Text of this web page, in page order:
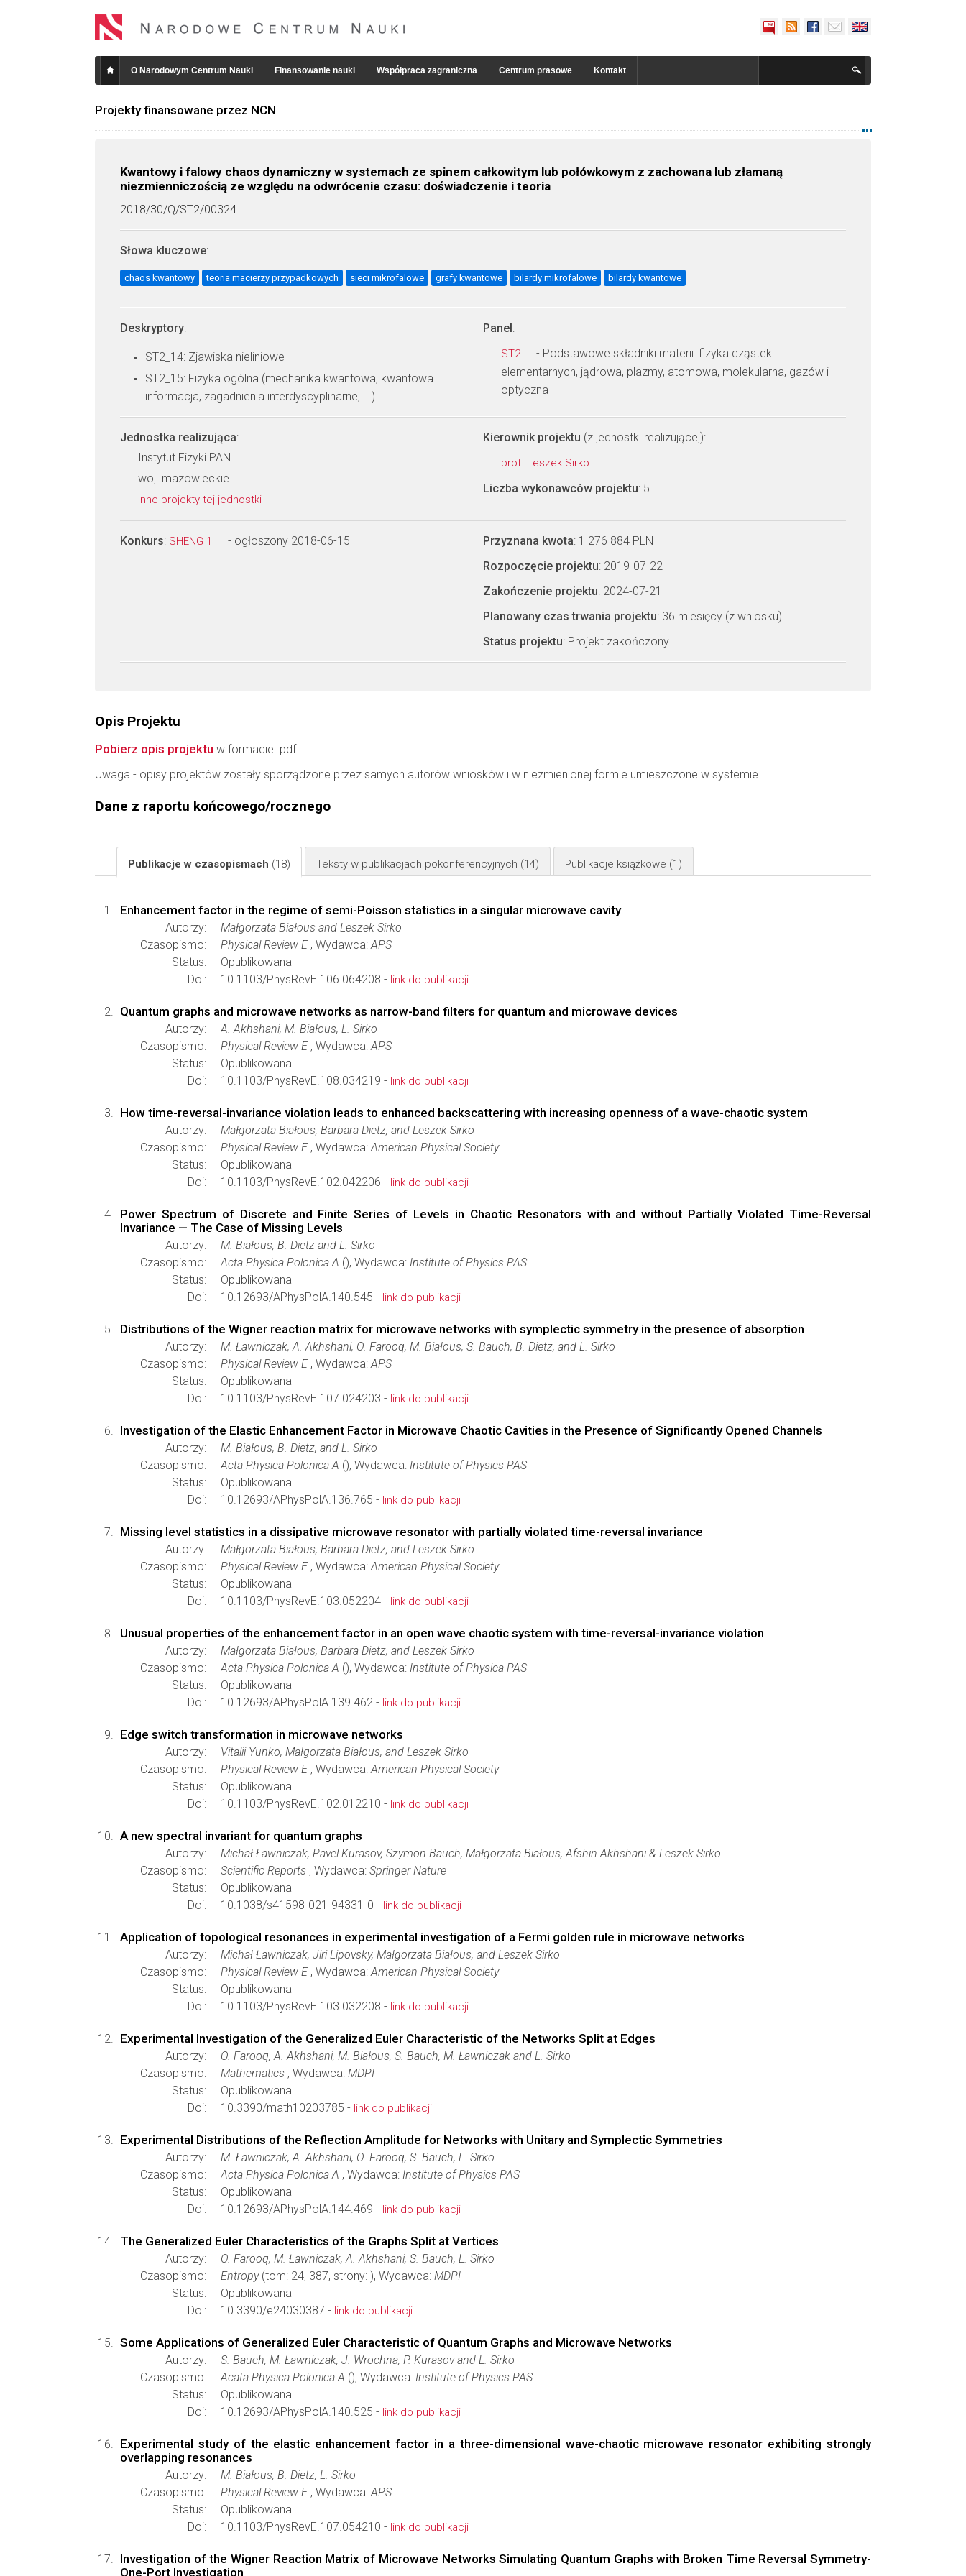
O Narodowym Centrum Nauki Finansowanie nauki Współpraca zagraniczna Centrum prasowe Kontakt
Projekty finansowane przez NCN
Kwantowy i falowy chaos dynamiczny w systemach ze spinem całkowitym lub połówkowym z zachowana lub złamaną
niezmienniczością ze względu na odwrócenie czasu: doświadczenie i teoria
2018/30/Q/ST2/00324
Słowa kluczowe:
chaos kwantowy teoria macierzy przypadkowych sieci mikrofalowe grafy kwantowe bilardy mikrofalowe bilardy kwantowe
Deskryptory:
ST2_14: Zjawiska nieliniowe
ST2_15: Fizyka ogólna (mechanika kwantowa, kwantowa
informacja, zagadnienia interdyscyplinarne, ...)
Panel:
ST2
- Podstawowe składniki materii: fizyka cząstek
elementarnych, jądrowa, plazmy, atomowa, molekularna, gazów i
optyczna
Jednostka realizująca:
Instytut Fizyki PAN
woj. mazowieckie
Inne projekty tej jednostki
Kierownik projektu (z jednostki realizującej):
prof. Leszek Sirko
Liczba wykonawców projektu: 5
Konkurs: SHENG 1 - ogłoszony 2018-06-15 Przyznana kwota: 1 276 884 PLN
Rozpoczęcie projektu: 2019-07-22
Zakończenie projektu: 2024-07-21
Planowany czas trwania projektu: 36 miesięcy (z wniosku)
Status projektu: Projekt zakończony
Opis Projektu
Pobierz opis projektu w formacie .pdf
Uwaga - opisy projektów zostały sporządzone przez samych autorów wniosków i w niezmienionej formie umieszczone w systemie.
Dane z raportu końcowego/rocznego
Publikacje w czasopismach (18) Teksty w publikacjach pokonferencyjnych (14) Publikacje książkowe (1)
Enhancement factor in the regime of semi-Poisson statistics in a singular microwave cavity
Autorzy:
Małgorzata Białous and Leszek Sirko
Czasopismo:
Physical Review E, Wydawca:APS
Status:
Opublikowana
Doi:
10.1103/PhysRevE.106.064208 - link do publikacji
Quantum graphs and microwave networks as narrow-band filters for quantum and microwave devices
Autorzy:
A. Akhshani, M. Białous, L. Sirko
Czasopismo:
Physical Review E, Wydawca:APS
Status:
Opublikowana
Doi:
10.1103/PhysRevE.108.034219 - link do publikacji
How time-reversal-invariance violation leads to enhanced backscattering with increasing openness of a wave-chaotic system
Autorzy:
Małgorzata Białous, Barbara Dietz, and Leszek Sirko
Czasopismo:
Physical Review E, Wydawca:American Physical Society
Status:
Opublikowana
Doi:
10.1103/PhysRevE.102.042206 - link do publikacji
Power Spectrum of Discrete and Finite Series of Levels in Chaotic Resonators with and without Partially Violated Time-Reversal
Invariance — The Case of Missing Levels
Autorzy:
M. Białous, B. Dietz and L. Sirko
Czasopismo:
Acta Physica Polonica A (), Wydawca: Institute of Physics PAS
Status:
Opublikowana
Doi:
10.12693/APhysPolA.140.545 - link do publikacji
Distributions of the Wigner reaction matrix for microwave networks with symplectic symmetry in the presence of absorption
Autorzy:
M. Ławniczak, A. Akhshani, O. Farooq, M. Białous, S. Bauch, B. Dietz, and L. Sirko
Czasopismo:
Physical Review E, Wydawca:APS
Status:
Opublikowana
Doi:
10.1103/PhysRevE.107.024203 - link do publikacji
Investigation of the Elastic Enhancement Factor in Microwave Chaotic Cavities in the Presence of Significantly Opened Channels
Autorzy:
M. Białous, B. Dietz, and L. Sirko
Czasopismo:
Acta Physica Polonica A (), Wydawca: Institute of Physics PAS
Status:
Opublikowana
Doi:
10.12693/APhysPolA.136.765 - link do publikacji
Missing level statistics in a dissipative microwave resonator with partially violated time-reversal invariance
Autorzy:
Małgorzata Białous, Barbara Dietz, and Leszek Sirko
Czasopismo:
Physical Review E, Wydawca:American Physical Society
Status:
Opublikowana
Doi:
10.1103/PhysRevE.103.052204 - link do publikacji
Unusual properties of the enhancement factor in an open wave chaotic system with time-reversal-invariance violation
Autorzy:
Małgorzata Białous, Barbara Dietz, and Leszek Sirko
Czasopismo:
Acta Physica Polonica A (), Wydawca: Institute of Physica PAS
Status:
Opublikowana
Doi:
10.12693/APhysPolA.139.462 - link do publikacji
Edge switch transformation in microwave networks
Autorzy:
Vitalii Yunko, Małgorzata Białous, and Leszek Sirko
Czasopismo:
Physical Review E, Wydawca:American Physical Society
Status:
Opublikowana
Doi:
10.1103/PhysRevE.102.012210 - link do publikacji
A new spectral invariant for quantum graphs
Autorzy:
Michał Ławniczak, Pavel Kurasov, Szymon Bauch, Małgorzata Białous, Afshin Akhshani & Leszek Sirko
Czasopismo:
Scientific Reports , Wydawca: Springer Nature
Status:
Opublikowana
Doi:
10.1038/s41598-021-94331-0 - link do publikacji
Application of topological resonances in experimental investigation of a Fermi golden rule in microwave networks
Autorzy:
Michał Ławniczak, Jiri Lipovsky, Małgorzata Białous, and Leszek Sirko
Czasopismo:
Physical Review E, Wydawca:American Physical Society
Status:
Opublikowana
Doi:
10.1103/PhysRevE.103.032208 - link do publikacji
Experimental Investigation of the Generalized Euler Characteristic of the Networks Split at Edges
Autorzy:
O. Farooq, A. Akhshani, M. Białous, S. Bauch, M. Ławniczak and L. Sirko
Czasopismo:
Mathematics , Wydawca: MDPI
Status:
Opublikowana
Doi:
10.3390/math10203785 - link do publikacji
Experimental Distributions of the Reflection Amplitude for Networks with Unitary and Symplectic Symmetries
Autorzy:
M. Ławniczak, A. Akhshani, O. Farooq, S. Bauch, L. Sirko
Czasopismo:
Acta Physica Polonica A , Wydawca: Institute of Physics PAS
Status:
Opublikowana
Doi:
10.12693/APhysPolA.144.469 - link do publikacji
The Generalized Euler Characteristics of the Graphs Split at Vertices
Autorzy:
O. Farooq, M. Ławniczak, A. Akhshani, S. Bauch, L. Sirko
Czasopismo:
Entropy(tom: 24, 387, strony: ), Wydawca: MDPI
Status:
Opublikowana
Doi:
10.3390/e24030387 - link do publikacji
Some Applications of Generalized Euler Characteristic of Quantum Graphs and Microwave Networks
Autorzy:
S. Bauch, M. Ławniczak, J. Wrochna, P. Kurasov and L. Sirko
Czasopismo:
Acata Physica Polonica A (), Wydawca: Institute of Physics PAS
Status:
Opublikowana
Doi:
10.12693/APhysPolA.140.525 - link do publikacji
Experimental study of the elastic enhancement factor in a three-dimensional wave-chaotic microwave resonator exhibiting strongly
overlapping resonances
Autorzy:
M. Białous, B. Dietz, L. Sirko
Czasopismo:
Physical Review E, Wydawca:APS
Status:
Opublikowana
Doi:
10.1103/PhysRevE.107.054210 - link do publikacji
Investigation of the Wigner Reaction Matrix of Microwave Networks Simulating Quantum Graphs with Broken Time Reversal Symmetry-
One-Port Investigation